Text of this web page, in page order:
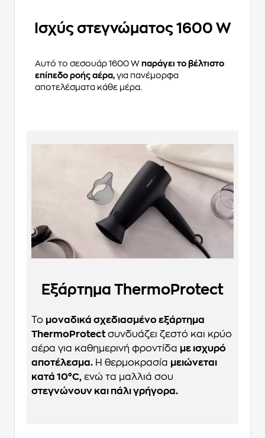
Ισχύς στεγνώματος 1600 W
Αυτό το σεσουάρ 1600 W παράγει το βέλτιστο
επίπεδο ροής αέρα, για πανέμορφα
αποτελέσματα κάθε μέρα.
Εξάρτημα ThermoProtect
Το μοναδικά σχεδιασμένο εξάρτημα
ThermoProtectσυνδυάζει ζεστό και κρύο
αέρα για καθημερινή φροντίδα με ισχυρό
αποτέλεσμα. Η θερμοκρασία μειώνεται
κατά 10°C, ενώ τα μαλλιά σου
στεγνώνουν και πάλι γρήγορα.